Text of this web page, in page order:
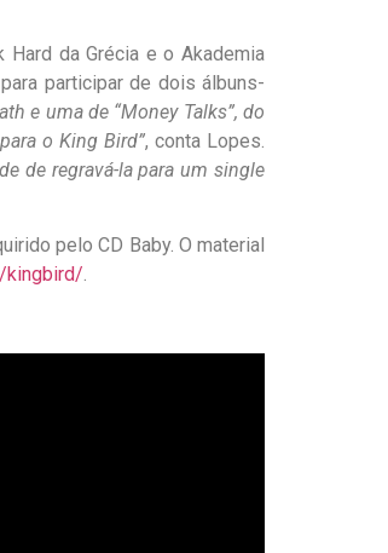
da Grécia e o Akademia
participar de dois álbuns-
e uma de “Money Talks”, do
o King Bird”, conta Lopes.
de regravá-la para um single
pelo CD Baby. O material
kingbird/.